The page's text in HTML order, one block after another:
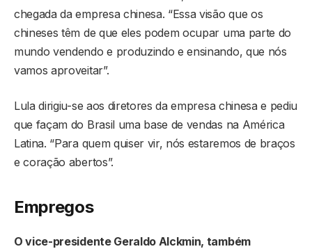
chegada da empresa chinesa. “Essa visão que os
chineses têm de que eles podem ocupar uma parte do
mundo vendendo e produzindo e ensinando, que nós
vamos aproveitar”.
Lula dirigiu-se aos diretores da empresa chinesa e pediu
que façam do Brasil uma base de vendas na América
Latina. “Para quem quiser vir, nós estaremos de braços
e coração abertos”.
Empregos
O vice-presidente Geraldo Alckmin, também